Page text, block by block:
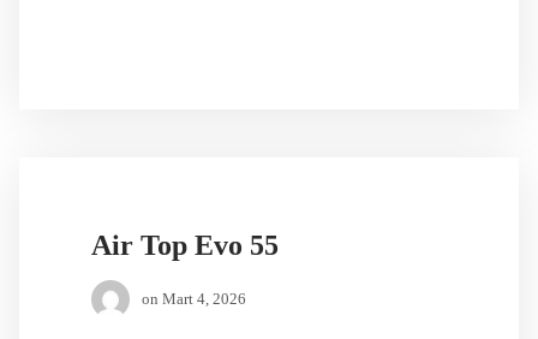
Air Top Evo 55
on Mart 4, 2026